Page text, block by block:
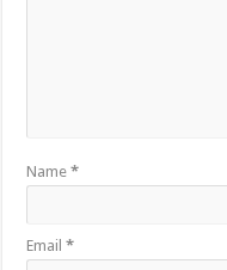
Name*
Email*